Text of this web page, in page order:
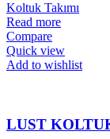
Koltuk Takımı
Read more
Compare
Quick view
Add to wishlist
LUST